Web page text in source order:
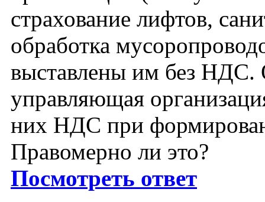
страхование лифтов,
обработка
выставлены им без НДС.
управляющая
них НДС при
Правомерно ли это?
Посмотреть ответ